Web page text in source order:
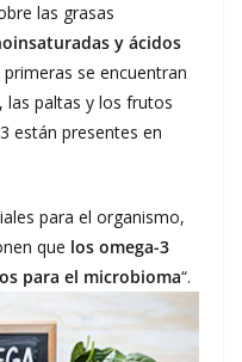
las grasas
y ácidos
primeras se encuentran
las paltas y los frutos
están presentes en
para el organismo,
que los omega-3
para el microbioma“.